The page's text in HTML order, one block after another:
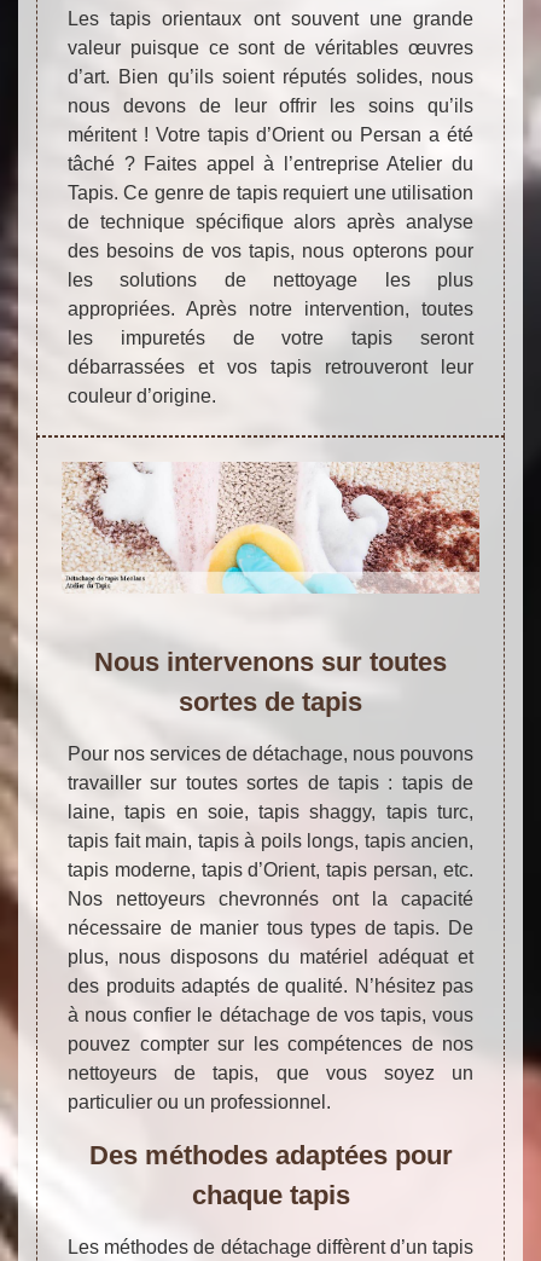
Les tapis orientaux ont souvent une grande
valeur puisque ce sont de véritables œuvres
d’art. Bien qu’ils soient réputés solides, nous
nous devons de leur offrir les soins qu’ils
méritent ! Votre tapis d’Orient ou Persan a été
tâché ? Faites appel à l’entreprise Atelier du
Tapis. Ce genre de tapis requiert une utilisation
de technique spécifique alors après analyse
des besoins de vos tapis, nous opterons pour
les solutions de nettoyage les plus
appropriées. Après notre intervention, toutes
les impuretés de votre tapis seront
débarrassées et vos tapis retrouveront leur
couleur d’origine.
Nous intervenons sur toutes
sortes de tapis
Pour nos services de détachage, nous pouvons
travailler sur toutes sortes de tapis : tapis de
laine, tapis en soie, tapis shaggy, tapis turc,
tapis fait main, tapis à poils longs, tapis ancien,
tapis moderne, tapis d’Orient, tapis persan, etc.
Nos nettoyeurs chevronnés ont la capacité
nécessaire de manier tous types de tapis. De
plus, nous disposons du matériel adéquat et
des produits adaptés de qualité. N’hésitez pas
à nous confier le détachage de vos tapis, vous
pouvez compter sur les compétences de nos
nettoyeurs de tapis, que vous soyez un
particulier ou un professionnel.
Des méthodes adaptées pour
chaque tapis
Les méthodes de détachage diffèrent d’un tapis